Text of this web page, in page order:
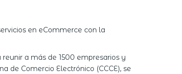
en eCommerce con la
a más de 1500 empresarios y
de Comercio Electrónico (CCCE), se